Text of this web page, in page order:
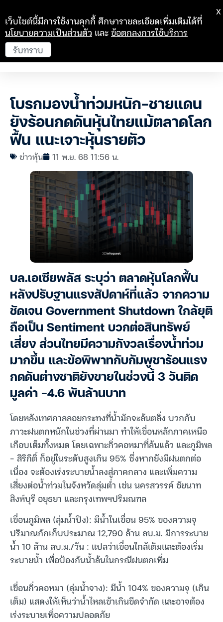
โบรกมองน้ำท่วมหนัก-ชายแดน
ยังร้อนกดดันหุ้นไทยแม้ตลาดโลก
ฟื้น แนะเจาะหุ้นรายตัว
ข่าวหุ้น 11 พ.ย. 68 11:56 น.
บล.เอเซียพลัส ระบุว่า ตลาดหุ้นโลกฟื้น
หลังปรับฐานแรงสัปดาห์ที่แล้ว จากความ
ชัดเจน Government Shutdown ใกล้ยุติ
ถือเป็น Sentiment บวกต่อสินทรัพย์
เสี่ยง ส่วนไทยมีความกังวลเรื่องน้ำท่วม
มากขึ้น และข้อพิพาทกับกัมพูชาร้อนแรง
กดดันต่างชาติยังขายในช่วงนี้ 3 วันติด
มูลค่า -4.6 พันล้านบาท
โดยหลังเทศกาลลอยกระทงที่น้ำมักจะล้นตลิ่ง บวกกับ
ภาวะฝนตกหนักในช่วงที่ผ่านมา ทำให้เขื่อนหลักภาคเหนือ
เกือบเต็มทั้งหมด โดยเฉพาะกิ่วคอหมาที่ล้นแล้ว และภูมิพล
– สิริกิติ์ ก็อยู่ในระดับสูงเกิน 95% ซึ่งหากยังมีฝนตกต่อ
เนื่อง จะต้องเร่งระบายน้ำลงสู่ภาคกลาง และเพิ่มความ
เสี่ยงต่อน้ำท่วมในจังหวัดลุ่มต่ำ เช่น นครสวรรค์ ชัยนาท
สิงห์บุรี อยุธยา และกรุงเทพฯปริมณฑล
เขื่อนภูมิพล (ลุ่มน้ำปิง): มีน้ำในเขื่อน 95% ของความจุ
ปริมาณกักเก็บประมาณ 12,790 ล้าน ลบ.ม. มีการระบาย
น้ำ 10 ล้าน ลบ.ม./วัน : แปลว่าเขื่อนใกล้เต็มและต้องเริ่ม
ระบายน้ำ เพื่อป้องกันน้ำล้นในกรณีฝนตกเพิ่ม
เขื่อนกิ่วคอหมา (ลุ่มน้ำจาง): มีน้ำ 104% ของความจุ (เกิน
เต็ม) แสดงให้เห็นว่าน้ำไหลเข้าเกินขีดจำกัด และอาจต้อง
เร่งระบายเพื่อความปลอดภัย
เว็บไซต์นี้มีการใช้งานคุกกี้ ศึกษารายละเอียดเพิ่มเติมได้ที่
นโยบายความเป็นส่วนตัว และข้อตกลงการใช้บริการ
รับทราบ
X